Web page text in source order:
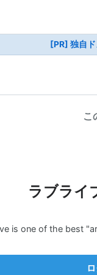
[PR] 独自
こ
ラブライ
is one of the best